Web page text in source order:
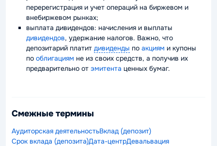
перерегистрация и учет операций на биржевом и
внебиржевом рынках;
выплата дивидендов: начисления и выплаты
дивидендов, удержание налогов. Важно, что
депозитарий платит дивиденды по акциям и купоны
по облигациям не из своих средств, а получив их
предварительно от эмитента ценных бумаг.
Смежные термины
Аудиторская деятельностьВклад (депозит)
Срок вклада (депозита)Дата-центрДевальвация